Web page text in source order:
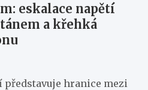
eskalace napětí
a křehká
představuje hranice mezi